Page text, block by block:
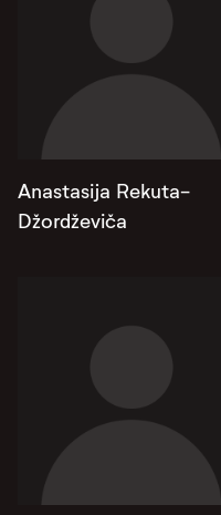
Anastasija Rekuta-
Džordževiča